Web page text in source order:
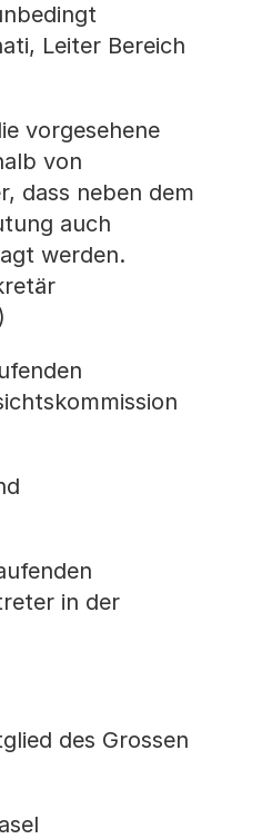
Leiter Bereich
vorgesehene
von
dass neben dem
auch
werden.
in der
des Grossen